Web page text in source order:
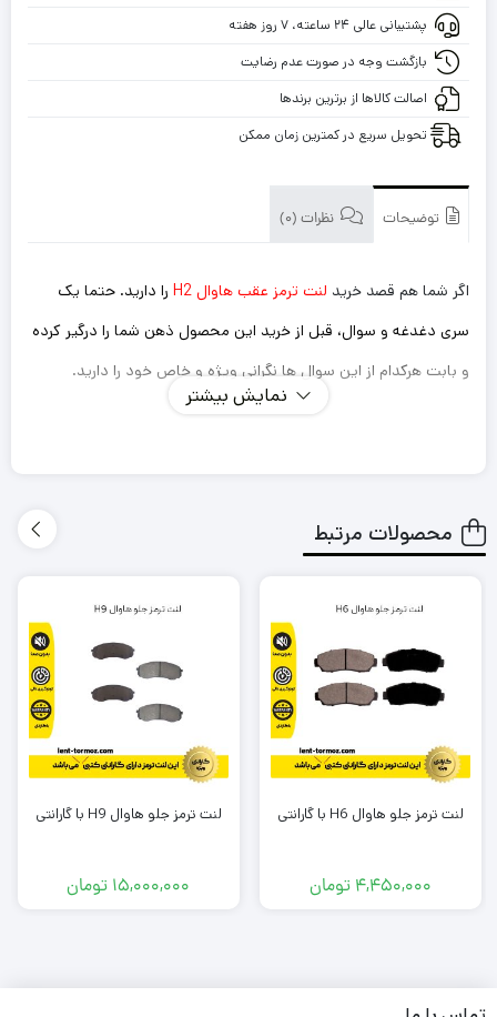
H2
با
گارانتی
پشتیبانی عالی ۲۴ ساعته، ۷ روز هفته
بازگشت وجه در صورت عدم رضایت
اصالت کالاها از برترین برندها
تحویل سریع در کمترین زمان ممکن
توضیحات نظرات (0)
اگر شما هم قصد خرید لنت ترمز عقب هاوال H2
را دارید. حتما یک
سری دغدغه و سوال، قبل از خرید این محصول ذهن شما را درگیر کرده
و بابت هرکدام از این سوال ها نگرانی ویژه و خاص خود را دارید.
طول عمر کوتاهی نداشته باشد و مجبور باشم بعد از یک مدت
لنتی که میخرم باعث آسیب زدین به دیسک چرخ خودرو من
نشود؟
در شرایطی که معمولا به صورت متناوب و زیاد از تزمز استفاده می
کنم، لنت داغ نشود و کارایی آن پایین نیاید؟
آیا لنتی که میخرم گارانتی دارد؟
برند این لنت ترمز چیست؟ ایرانی است یا خارجی؟
نمایش بیشتر
محصولات مرتبط
لنت ترمز جلو هاوال H6 با گارانتی
4,450,000 تومان
لنت ترمز جلو هاوال H9 با گارانتی
15,000,000 تومان